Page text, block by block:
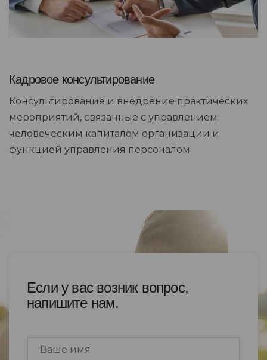
Кадровое консультирование
Консультирование и внедрение практических
мероприятий, связанные с управлением
человеческим капиталом организации и
функцией управления персоналом
Если у вас возник вопрос,
напишите нам.